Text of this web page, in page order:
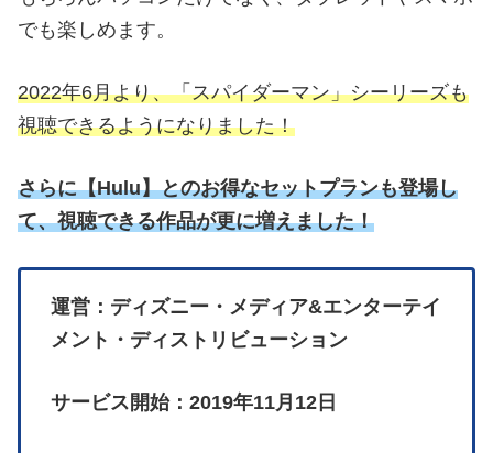
でも楽しめます。
2022年6月より、「スパイダーマン」シーリーズも
視聴できるようになりました！
さらに【Hulu】とのお得なセットプランも登場し
て、視聴できる作品が更に増えました！
運営：ディズニー・メディア&エンターテイ
メント・ディストリビューション
サービス開始：2019年11月12日